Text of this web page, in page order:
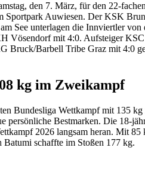
den 7. März, für den 22-
Sportpark Auwiesen. Der KSK
See unterlagen die Innviertler von
Vösendorf mit 4:0. Aufsteiger
Bruck/Barbell Tribe Graz mit 4:0
kg im Zweikampf
Bundesliga Wettkampf mit 135 kg
persönliche Bestmarken. Die 18-
2026 langsam heran. Mit 85
schaffte im Stoßen 177 kg.